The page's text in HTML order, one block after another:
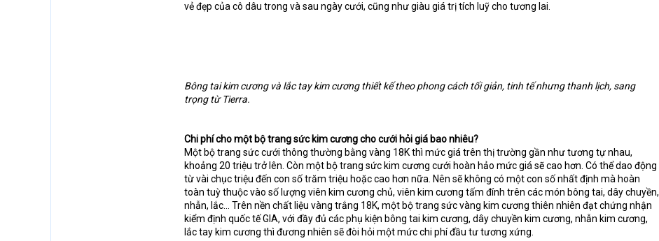
vẻ đẹp của cô dâu trong và sau ngày cưới, cũng như giàu giá trị tích luỹ cho tương lai.
Bông tai kim cương và lắc tay kim cương thiết kế theo phong cách tối giản, tinh tế nhưng thanh lịch, sang
trọng từ Tierra.
Chi phí cho một bộ trang sức kim cương cho cưới hỏi giá bao nhiêu?
Một bộ trang sức cưới thông thường bằng vàng 18K thì mức giá trên thị trường gần như tương tự nhau,
khoảng 20 triệu trở lên. Còn một bộ trang sức kim cương cưới hoàn hảo mức giá sẽ cao hơn. Có thể dao động
từ vài chục triệu đến con số trăm triệu hoặc cao hơn nữa. Nên sẽ không có một con số nhất định mà hoàn
toàn tuỳ thuộc vào số lượng viên kim cương chủ, viên kim cương tấm đính trên các món bông tai, dây chuyền,
nhẫn, lắc… Trên nền chất liệu vàng trắng 18K, một bộ trang sức vàng kim cương thiên nhiên đạt chứng nhận
kiểm định quốc tế GIA, với đầy đủ các phụ kiện bông tai kim cương, dây chuyền kim cương, nhẫn kim cương,
lắc tay kim cương thì đương nhiên sẽ đòi hỏi một mức chi phí đầu tư tương xứng.